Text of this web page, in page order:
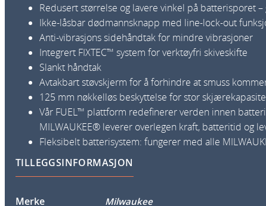
Redusert størrelse og lavere vinkel på batterisporet
Ikke-låsbar dødmannsknapp med line-lock-out
Anti-vibrasjons sidehåndtak for mindre vibrasjoner
Integrert FIXTEC™ system for verktøyfri skiveskifte
Slankt håndtak
Avtakbart støvskjerm for å forhindre at smuss
125 mm nøkkelløs beskyttelse for stor
Vår FUEL™ plattform redefinerer verden innen
MILWAUKEE® leverer overlegen kraft, batteritid og
Fleksibelt batterisystem: fungerer med alle
TILLEGGSINFORMASJON
Merke Milwaukee